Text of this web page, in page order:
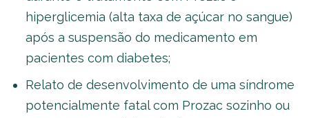
hiperglicemia (alta taxa de açúcar no sangue)
após a suspensão do medicamento em
pacientes com diabetes;
Relato de desenvolvimento de uma síndrome
potencialmente fatal com Prozac sozinho ou